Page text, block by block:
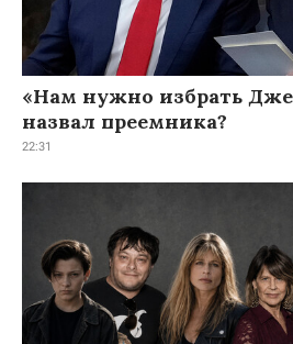
«Нам нужно избрать
назвал преемника?
22:31